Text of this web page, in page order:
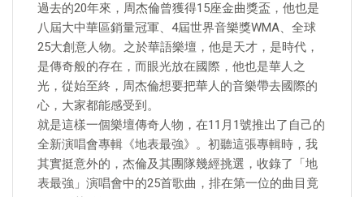
過去的20年來，周杰倫曾獲得15座金曲獎盃，他也是
八屆大中華區銷量冠軍、4屆世界音樂獎WMA、全球
25大創意人物。之於華語樂壇，他是天才，是時代，
是傳奇般的存在，而眼光放在國際，他也是華人之
光，從始至終，周杰倫想要把華人的音樂帶去國際的
心，大家都能感受到。
就是這樣一個樂壇傳奇人物，在11月1號推出了自己的
全新演唱會專輯《地表最強》。初聽這張專輯時，我
其實挺意外的，杰倫及其團隊幾經挑選，收錄了「地
表最強」演唱會中的25首歌曲，排在第一位的曲目竟